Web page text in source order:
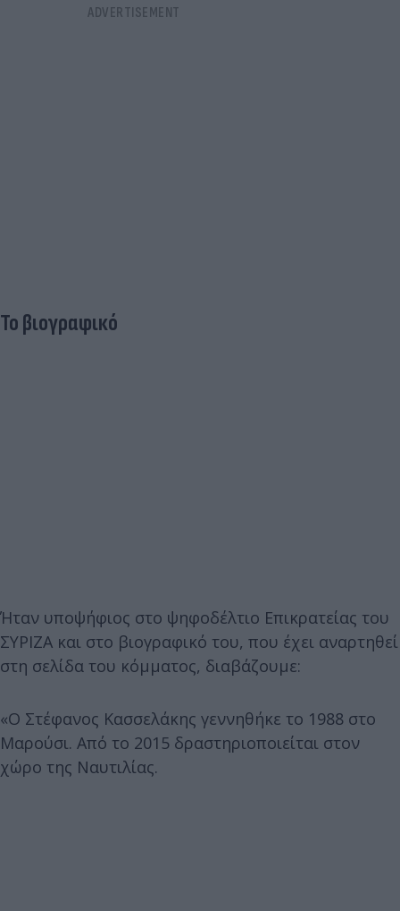
Τοβιογραφικό
Ήταν υποψήφιος στο ψηφοδέλτιο Επικρατείας του
ΣΥΡΙΖΑ και στο βιογραφικό του, που έχει αναρτηθεί
στη σελίδα του κόμματος, διαβάζουμε:
«Ο Στέφανος Κασσελάκης γεννηθήκε το 1988 στο
Μαρούσι. Από το 2015 δραστηριοποιείται στον
χώρο της Ναυτιλίας.